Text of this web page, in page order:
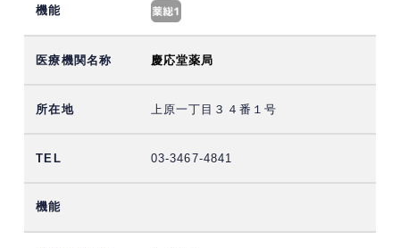
慶応堂薬局
上原一丁目３４番１号
03-3467-4841